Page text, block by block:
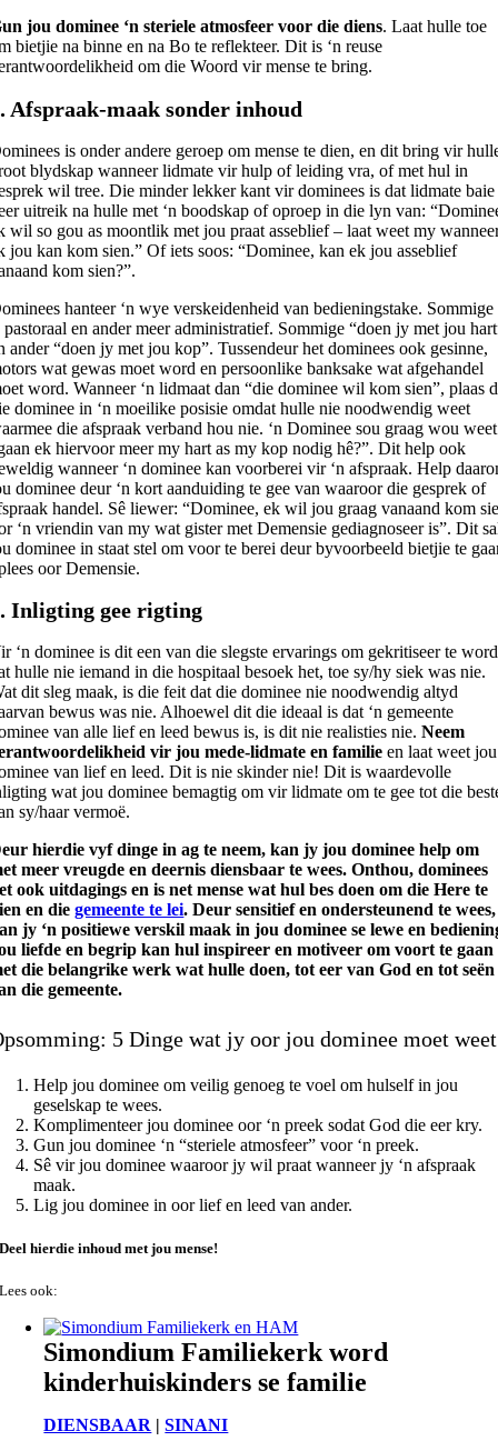
jou dominee ‘n steriele atmosfeer voor die diens. Laat hulle toe
bietjie na binne en na Bo te reflekteer. Dit is ‘n reuse
om die Woord vir mense te bring.
Afspraak-maak sonder inhoud
is onder andere geroep om mense te dien, en dit bring vir
blydskap wanneer lidmate vir hulp of leiding vra, of met hul in
wil tree. Die minder lekker kant vir dominees is dat lidmate baie
uitreik na hulle met ‘n boodskap of oproep in die lyn van:
wil so gou as moontlik met jou praat asseblief – laat weet my
jou kan kom sien.” Of iets soos: “Dominee, kan ek jou asseblief
kom sien?”.
hanteer ‘n wye verskeidenheid van bedieningstake. Sommige
pastoraal en ander meer administratief. Sommige “doen jy met jou
ander “doen jy met jou kop”. Tussendeur het dominees ook gesinne,
wat gewas moet word en persoonlike banksake wat afgehandel
word. Wanneer ‘n lidmaat dan “die dominee wil kom sien”, plaas
dominee in ‘n moeilike posisie omdat hulle nie noodwendig weet
die afspraak verband hou nie. ‘n Dominee sou graag wou weet
ek hiervoor meer my hart as my kop nodig hê?”. Dit help ook
wanneer ‘n dominee kan voorberei vir ‘n afspraak. Help
dominee deur ‘n kort aanduiding te gee van waaroor die gesprek of
handel. Sê liewer: “Dominee, ek wil jou graag vanaand kom
‘n vriendin van my wat gister met Demensie gediagnoseer is”. Dit
dominee in staat stel om voor te berei deur byvoorbeeld bietjie te
oor Demensie.
Inligting gee rigting
‘n dominee is dit een van die slegste ervarings om gekritiseer te word
hulle nie iemand in die hospitaal besoek het, toe sy/hy siek was nie.
dit sleg maak, is die feit dat die dominee nie noodwendig altyd
bewus was nie. Alhoewel dit die ideaal is dat ‘n gemeente
van alle lief en leed bewus is, is dit nie realisties nie.Neem
vir jou mede-lidmate en familie en laat weet jou
van lief en leed. Dit is nie skinder nie! Dit is waardevolle
wat jou dominee bemagtig om vir lidmate om te gee tot die
sy/haar vermoë.
hierdie vyf dinge in ag te neem, kan jy jou dominee help om
meer vreugde en deernis diensbaar te wees. Onthou, dominees
ook uitdagings en is net mense wat hul bes doen om die Here te
en diegemeente te lei. Deur sensitief en ondersteunend te wees,
jy ‘n positiewe verskil maak in jou dominee se lewe en
liefde en begrip kan hul inspireer en motiveer om voort te gaan
die belangrike werk wat hulle doen, tot eer van God en tot seën
die gemeente.
5 Dinge wat jy oor jou dominee moet weet
Help jou dominee om veilig genoeg te voel om hulself in jou
geselskap te wees.
Komplimenteer jou dominee oor ‘n preek sodat God die eer kry.
Gun jou dominee ‘n “steriele atmosfeer” voor ‘n preek.
Sê vir jou dominee waaroor jy wil praat wanneer jy ‘n afspraak
maak.
Lig jou dominee in oor lief en leed van ander.
Deel hierdie inhoud met jou mense!
Lees ook:
Simondium Familiekerk word
kinderhuiskinders se familie
DIENSBAAR |SINANI